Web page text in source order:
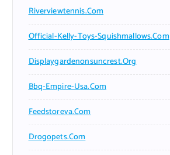
Riverviewtennis.com
Official-Kelly-Toys-Squishmallows.com
Displaygardenonsuncrest.org
Bbq-Empire-Usa.com
Feedstoreva.com
Drogopets.com